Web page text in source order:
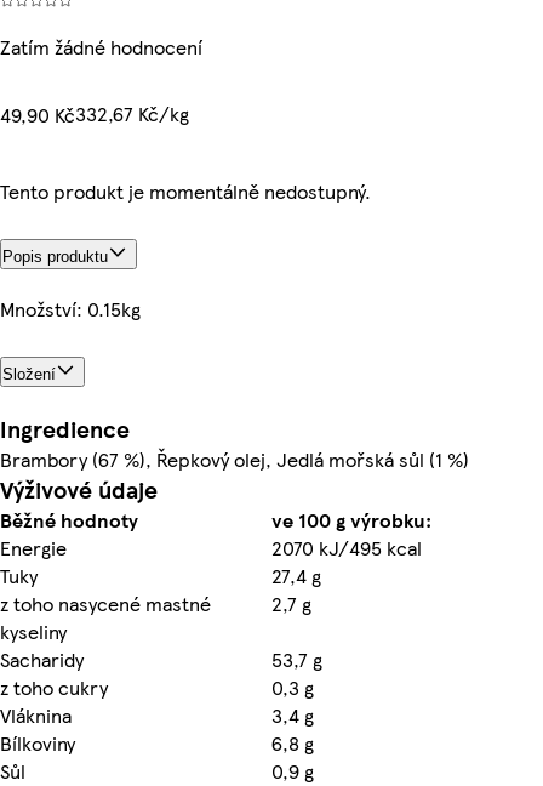
Zatím žádné hodnocení
49,90 Kč332,67 Kč/kg
Tento produkt je momentálně nedostupný.
Popis produktu
Množství: 0.15kg
Složení
Ingredience
Brambory (67 %), Řepkový olej, Jedlá mořská sůl (1 %)
Výživové údaje
Běžné hodnoty
ve 100 g výrobku:
Energie
2070 kJ/495 kcal
Tuky
27,4 g
z toho nasycené mastné
kyseliny
2,7 g
Sacharidy
53,7 g
z toho cukry
0,3 g
Vláknina
3,4 g
Bílkoviny
6,8 g
Sůl
0,9 g